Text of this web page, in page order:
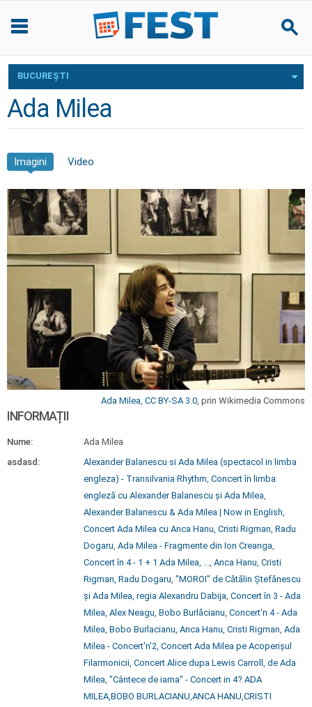
BUCUREŞTI
Ada Milea
Imagini Video
Ada Milea, CC BY-SA 3.0, prin Wikimedia Commons
INFORMAȚII
Nume:
Ada Milea
asdasd:
Alexander Balanescu si Ada Milea (spectacol in limba
engleza) - Transilvania Rhythm, Concert în limba
engleză cu Alexander Balanescu și Ada Milea,
Alexander Balanescu & Ada Milea | Now in English,
Concert Ada Milea cu Anca Hanu, Cristi Rigman, Radu
Dogaru, Ada Milea - Fragmente din Ion Creanga,
Concert în 4 - 1 + 1 Ada Milea, ..., Anca Hanu, Cristi
Rigman, Radu Dogaru, "MOROI" de Cătălin Ștefănescu
și Ada Milea, regia Alexandru Dabija, Concert în 3 - Ada
Milea, Alex Neagu, Bobo Burlăcianu, Concert'n 4 - Ada
Milea, Bobo Burlacianu, Anca Hanu, Cristi Rigman, Ada
Milea - Concert'n'2, Concert Ada Milea pe Acoperișul
Filarmonicii, Concert Alice dupa Lewis Carroll, de Ada
Milea, "Cântece de iarna" - Concert in 4? ADA
MILEA,BOBO BURLACIANU,ANCA HANU,CRISTI